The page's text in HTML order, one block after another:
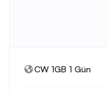
CW 1GB 1 Gün